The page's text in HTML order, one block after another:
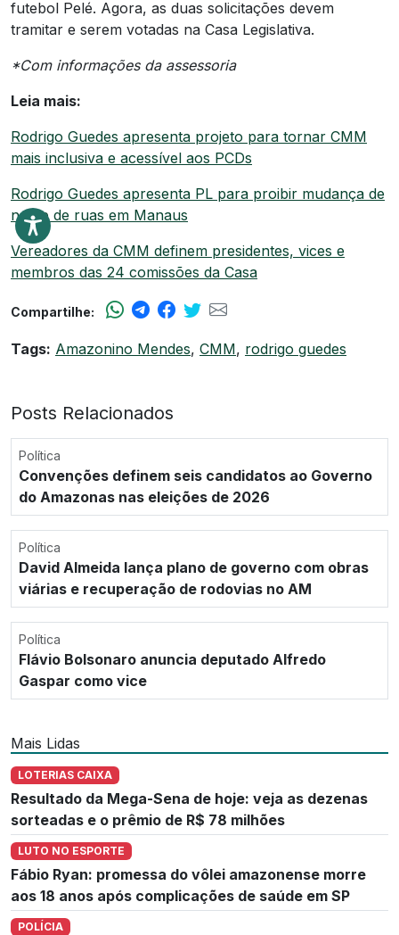
futebol Pelé. Agora, as duas solicitações devem
tramitar e serem votadas na Casa Legislativa.
*Com informações da assessoria
Leia mais:
Rodrigo Guedes apresenta projeto para tornar CMM
mais inclusiva e acessível aos PCDs
Rodrigo Guedes apresenta PL para proibir mudança de
nome de ruas em Manaus
Vereadores da CMM definem presidentes, vices e
membros das 24 comissões da Casa
Compartilhe:
Tags: Amazonino Mendes, CMM, rodrigo guedes
Posts Relacionados
Política
Convenções definem seis candidatos ao Governo
do Amazonas nas eleições de 2026
Política
David Almeida lança plano de governo com obras
viárias e recuperação de rodovias no AM
Política
Flávio Bolsonaro anuncia deputado Alfredo
Gaspar como vice
Mais Lidas
LOTERIAS CAIXA
Resultado da Mega-Sena de hoje: veja as dezenas
sorteadas e o prêmio de R$ 78 milhões
LUTO NO ESPORTE
Fábio Ryan: promessa do vôlei amazonense morre
aos 18 anos após complicações de saúde em SP
POLÍCIA